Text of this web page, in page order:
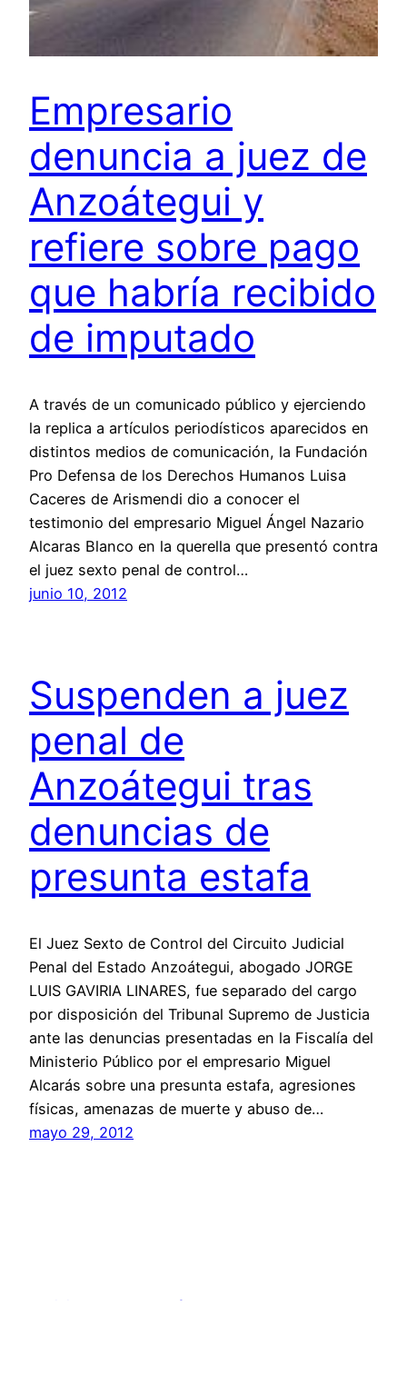
Empresario
denuncia a juez de
Anzoátegui y
refiere sobre pago
que habría recibido
de imputado
A través de un comunicado público y ejerciendo
la replica a artículos periodísticos aparecidos en
distintos medios de comunicación, la Fundación
Pro Defensa de los Derechos Humanos Luisa
Caceres de Arismendi dio a conocer el
testimonio del empresario Miguel Ángel Nazario
Alcaras Blanco en la querella que presentó contra
el juez sexto penal de control…
junio 10, 2012
Suspenden a juez
penal de
Anzoátegui tras
denuncias de
presunta estafa
El Juez Sexto de Control del Circuito Judicial
Penal del Estado Anzoátegui, abogado JORGE
LUIS GAVIRIA LINARES, fue separado del cargo
por disposición del Tribunal Supremo de Justicia
ante las denuncias presentadas en la Fiscalía del
Ministerio Público por el empresario Miguel
Alcarás sobre una presunta estafa, agresiones
físicas, amenazas de muerte y abuso de…
mayo 29, 2012
Noticias Candela – Informe 25